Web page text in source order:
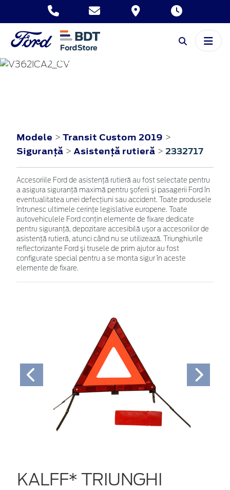
TRANSIT CUSTOM
Modele > Transit Custom 2019 >
Siguranţă > Asistenţă rutieră > 2332717
Accesoriile Ford de asistenţă rutieră au fost selectate pentru
a asigura siguranţă maximă pentru şoferii şi pasagerii Ford în
eventualitatea unei defecţiuni sau accident. Toate produsele
întrunesc ultimele cerinţe legislative europene. Toate
autovehiculele Ford conţin elemente de fixare dedicate
pentru siguranţă, depozitare accesibilă uşor a accesoriilor de
asistenţă rutieră, atunci când nu se utilizează. Triunghiurile
reflectorizante Ford şi trusele de prim ajutor au fost
configurate special pentru a se monta sigur în aceste
elemente de fixare.
KALFF* TRIUNGHI